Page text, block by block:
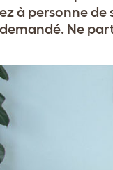
à personne de
Ne